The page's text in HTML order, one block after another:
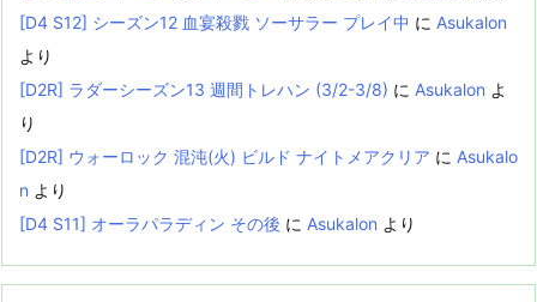
[D4 S12] シーズン12 血宴殺戮 ソーサラー プレイ中 に Asukalon
より
[D2R] ラダーシーズン13 週間トレハン (3/2-3/8) に Asukalon よ
り
[D2R] ウォーロック 混沌(火) ビルド ナイトメアクリア に Asukalo
n より
[D4 S11] オーラパラディン その後 に Asukalon より